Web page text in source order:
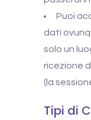
Puoi
dati
solo un
ricezione
(la
Tipi di